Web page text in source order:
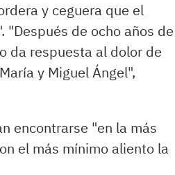
y ceguera que el
de ocho años de
da respuesta al dolor de
y Miguel Ángel",
encontrarse "en la más
el más mínimo aliento la